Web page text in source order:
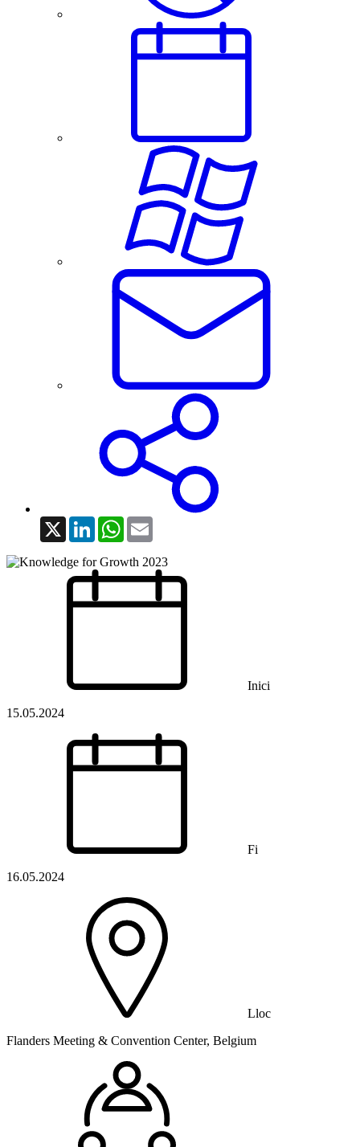
X LinkedInWhatsApp
Inici
15.05.2024
Fi
16.05.2024
Lloc
Flanders Meeting & Convention Center, Belgium